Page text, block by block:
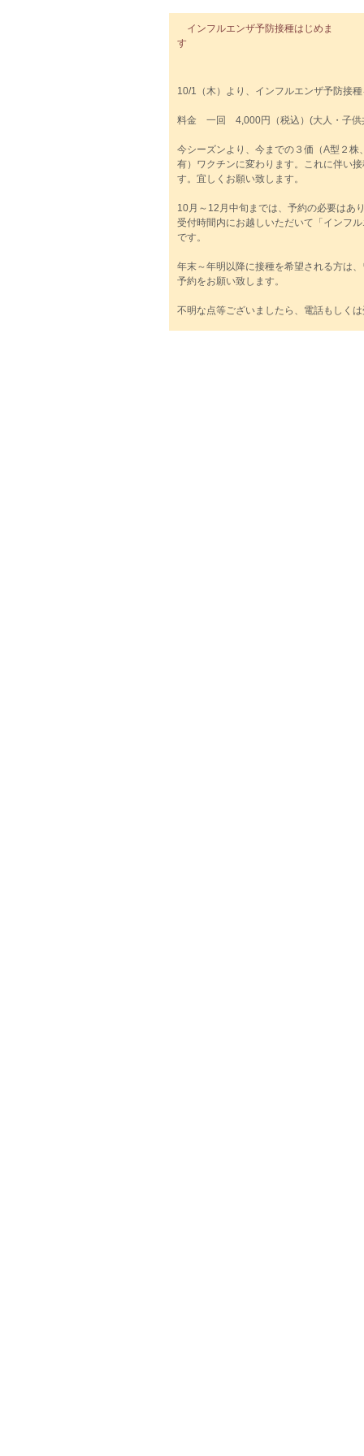
インフルエンザ予防接種はじめま
10/1（木）より、インフルエンザ予防接
料金 一回 4,000円（税込）(大人・子供
今シーズンより、今までの３価（A型２
有）ワクチンに変わります。これに伴い
す。宜しくお願い致します。
10月～12月中旬までは、予約の必要はあ
受付時間内にお越しいただいて「インフ
です。
年末～年明以降に接種を希望される方は
予約をお願い致します。
不明な点等ございましたら、電話もしく